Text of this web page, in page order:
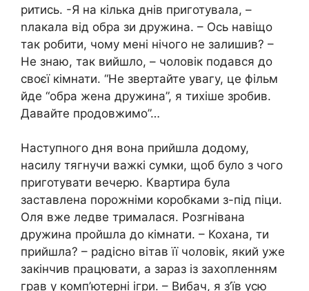
ритись. -Я на кілька днів приготувала, –
nлакала від обра зи дружина. – Ось навіщо
так робити, чому мені нічого не залишив? –
Не знаю, так вийшло, – чоловік подався до
своєї кімнати. “Не звертайте увагу, це фільм
йде “обра жена дружина”, я тихіше зробив.
Давайте продовжимо”…
Наступного дня вона прийшла додому,
насилу тягнучи важкі сумки, щоб було з чого
приготувати вечерю. Квартира була
заставлена порожніми коробками з-під піци.
Оля вже ледве трималася. Розгнівана
дружина пройшла до кімнати. – Кохана, ти
прийшла? – радісно вітав її чоловік, який уже
закінчив працювати, а зараз із захопленням
грав у комп’ютерні ігри. – Вибач, я з’їв усю